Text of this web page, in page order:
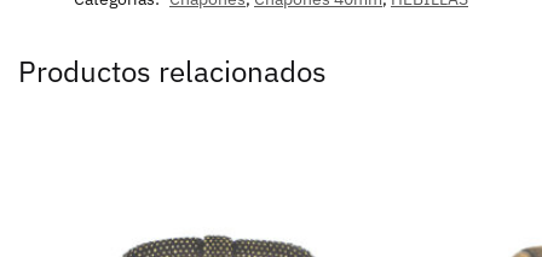
Productos relacionados